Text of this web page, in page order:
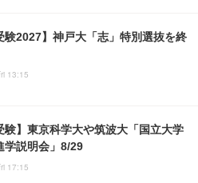
験2027】神戸大「志」特別選抜を終
13:15
験】東京科学大や筑波大「国立大学
学説明会」8/29
17:15